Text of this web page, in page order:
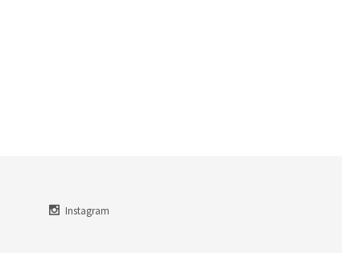
Instagram